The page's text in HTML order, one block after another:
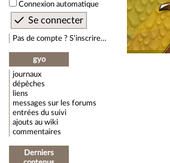
Connexion automatique
Pas de compte ? S’inscrire…
gyo
journaux
dépêches
liens
messages sur les forums
entrées du suivi
ajouts au wiki
commentaires
Derniers